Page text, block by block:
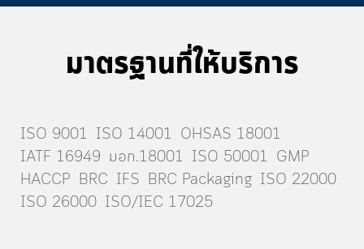
มาตรฐานที่ให้บริการ
ISO 9001 ISO 14001
OHSAS 18001
IATF 16949 มอก.18001 ISO 50001
GMP
HACCP BRC IFS BRC Packaging ISO 22000
ISO 26000 ISO/IEC 17025